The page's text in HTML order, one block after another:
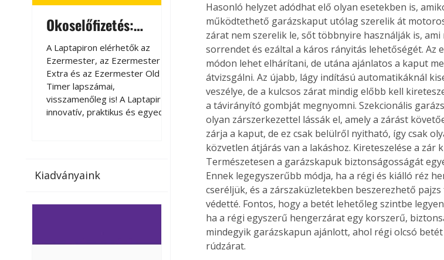
Okoselőfizetés:
Ezermester Extra
A Laptapiron elérhetők az
Ezermester, az Ezermester
Extra és az Ezermester Old
Timer lapszámai,
visszamenőleg is! A Laptapir új,
innovatív, praktikus és egyedi
az otthonában, útközben vagy
elérhetők lapszámaink. Bárhol,
Okoselőfizetés
A Laptapiron elérhetők az
Ezermester, az Ezermester
Extra és az Ezermester Old
Timer lapszámai,
visszamenőleg is! A Laptapir új,
innovatív, praktikus és egyedi
megoldás a nyomtatott
magazinok digitális olvasására
számítógépen, okostelefonon
vagy táblagépen. Kényelmesen
az otthonában, útközben vagy
nyaralás, pihenés alatt is
elérhetők lapszámaink. Bárhol,
bármikor, akár külföldön élve
vagy dolgozva is olvashatók az
Ezermester lapszámai. A
Laptapir kényelmes megoldás,
Együtt jobban megéri!
Bővebb információ itt!
Együtt jobban megéri! A
könyvek tetszőleges
párosítással kedvezményes
áron, 0 Ft postaköltséggel
megrendelhetők!
Kiadványaink
Hasonló helyzet adódhat elő olyan esetekben is,
működtethető garázskaput utólag szerelik át
zárat nem szerelik le, sőt többnyire használják is,
sorrendet és ezáltal a káros rányitás lehetőségét. Az
módon lehet elhárítani, de utána ajánlatos a kaput
átvizsgálni. Az újabb, lágy indítású automatikáknál
veszélye, de a kulcsos zárat mindig előbb kell
a távirányító gombját megnyomni. Szekcionális
olyan zárszerkezettel lássák el, amely a zárást
zárja a kaput, de ez csak belülről nyitható, így csak
közvetlen átjárás van a lakáshoz. Kireteszelése a zár
Természetesen a garázskapuk biztonságosságát
Ennek legegyszerűbb módja, ha a régi és kiálló réz
cseréljük, és a zárszaküzletekben beszerezhető
védetté. Fontos, hogy a betét lehetőleg szintbe
ha a régi egyszerű hengerzárat egy korszerű,
mindegyik garázskapun ajánlott, ahol régi olcsó
rúdzárat.